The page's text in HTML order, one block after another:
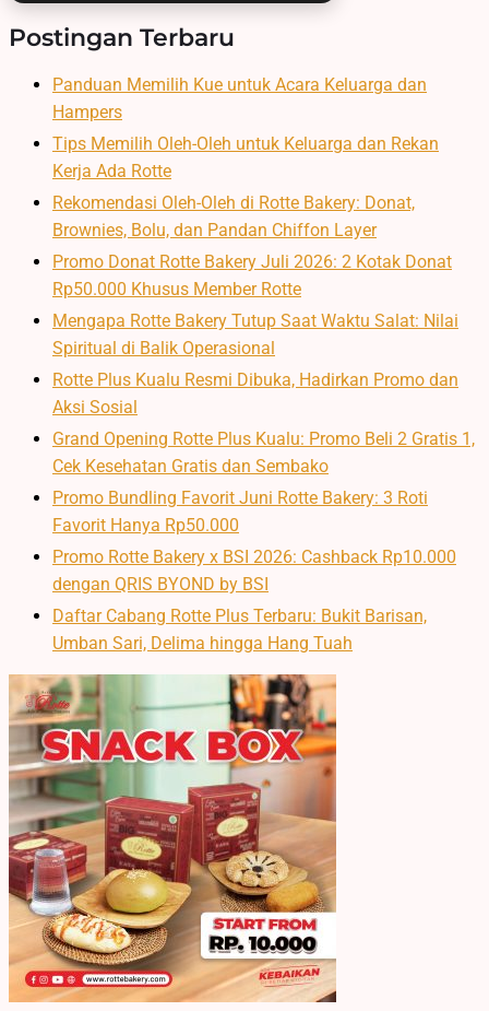
Postingan Terbaru
Panduan Memilih Kue untuk Acara Keluarga dan
Hampers
Tips Memilih Oleh-Oleh untuk Keluarga dan Rekan
Kerja Ada Rotte
Rekomendasi Oleh-Oleh di Rotte Bakery: Donat,
Brownies, Bolu, dan Pandan Chiffon Layer
Promo Donat Rotte Bakery Juli 2026: 2 Kotak Donat
Rp50.000 Khusus Member Rotte
Mengapa Rotte Bakery Tutup Saat Waktu Salat: Nilai
Spiritual di Balik Operasional
Rotte Plus Kualu Resmi Dibuka, Hadirkan Promo dan
Aksi Sosial
Grand Opening Rotte Plus Kualu: Promo Beli 2 Gratis 1,
Cek Kesehatan Gratis dan Sembako
Promo Bundling Favorit Juni Rotte Bakery: 3 Roti
Favorit Hanya Rp50.000
Promo Rotte Bakery x BSI 2026: Cashback Rp10.000
dengan QRIS BYOND by BSI
Daftar Cabang Rotte Plus Terbaru: Bukit Barisan,
Umban Sari, Delima hingga Hang Tuah